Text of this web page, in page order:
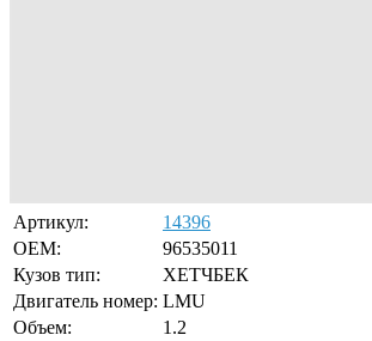
Артикул:
14396
OEM:
96535011
Кузов тип:
ХЕТЧБЕК
Двигатель номер: LMU
Объем:
1.2